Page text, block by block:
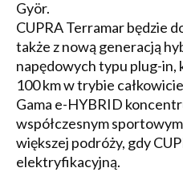
Györ.
CUPRA Terramar będzie
także z nową generacją
napędowych typu plug-in,
100 km w trybie
Gama e-HYBRID
współczesnym
większej podróży, gdy
elektryfikacyjną.